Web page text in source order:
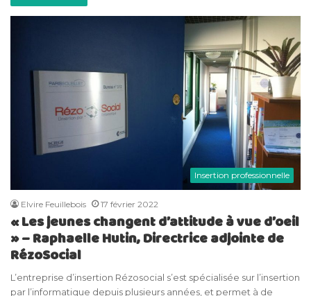
Insertion professionnelle
Elvire Feuillebois 17 février 2022
« Les jeunes changent d’attitude à vue d’oeil
» – Raphaelle Hutin, Directrice adjointe de
RézoSocial
L’entreprise d’insertion Rézosocial s’est spécialisée sur l’insertion
par l’informatique depuis plusieurs années, et permet à de